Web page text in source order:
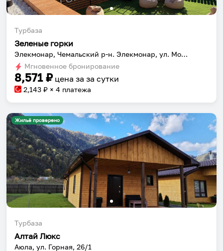
Турбаза
Зеленые горки
Элекмонар, Чемальский р-н. Элекмонар, ул. Молодежная 42
Мгновенное бронирование
8,571₽ цена за за сутки
2,143 ₽ × 4 платежа
Жильё проверено
Турбаза
Алтай Люкс
Аюла, ул. Горная, 26/1